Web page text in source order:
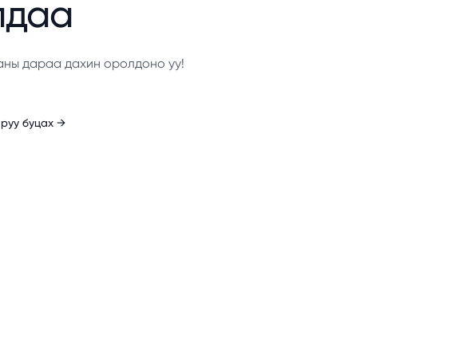
дараа дахин оролдоно уу!
буцах →